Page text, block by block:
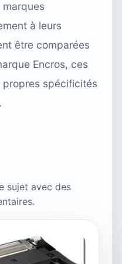
à leurs
être comparées
Encros, ces
spécificités
sujet avec des